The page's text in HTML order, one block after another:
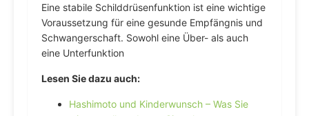
Eine stabile Schilddrüsenfunktion ist eine wichtige
Voraussetzung für eine gesunde Empfängnis und
Schwangerschaft. Sowohl eine Über- als auch
eine Unterfunktion
Lesen Sie dazu auch:
Hashimoto und Kinderwunsch – Was Sie